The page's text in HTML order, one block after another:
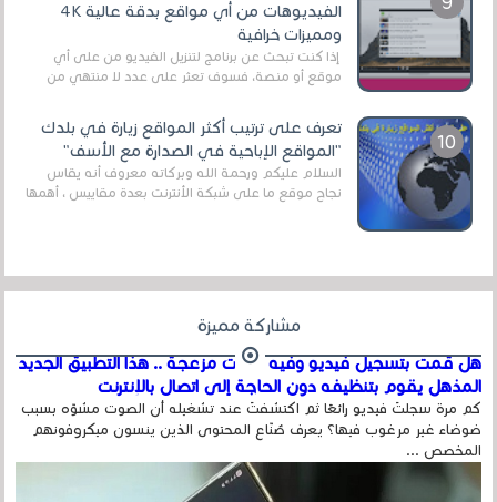
الفيديوهات من أي مواقع بدقة عالية 4K
ومميزات خرافية
إذا كنت تبحث عن برنامج لتنزيل الفيديو من على أي
موقع أو منصة، فسوف تعثر على عدد لا منتهي من
تعرف على ترتيب أكثر المواقع زيارة في بلدك
"المواقع الإباحية في الصدارة مع الأسف"
السلام عليكم ورحمة الله وبركاته معروف أنه يقاس
نجاح موقع ما على شبكة الأنترنت بعدة مقاييس ، أهمها
مشاركة مميزة
هل قمت بتسجيل فيديو وفيه أصوت مزعجة .. هذا التطبيق الجديد
المذهل يقوم بتنظيفه دون الحاجة إلى اتصال بالإنترنت
كم مرة سجلتَ فيديو رائعًا ثم اكتشفتَ عند تشغيله أن الصوت مشوّه بسبب
ضوضاء غير مرغوب فيها؟ يعرف صُنّاع المحتوى الذين ينسون ميكروفونهم
المخصص ...